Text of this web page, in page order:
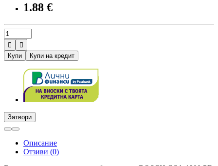
1.88 €


Купи
Купи на кредит
Затвори
Описание
Отзиви (0)